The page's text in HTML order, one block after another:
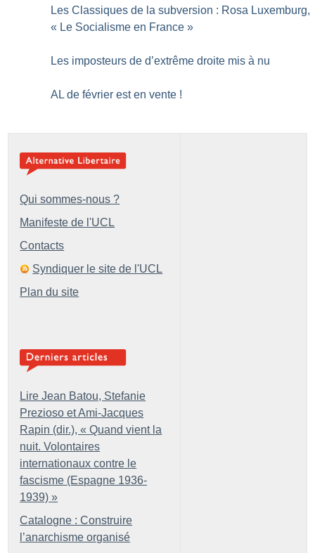
Les Classiques de la subversion : Rosa Luxemburg,
« Le Socialisme en France »
Les imposteurs de d’extrême droite mis à nu
AL de février est en vente !
Qui sommes-nous ?
Manifeste de l'UCL
Contacts
Syndiquer le site de l'UCL
Plan du site
Lire Jean Batou, Stefanie
Prezioso et Ami-Jacques
Rapin (dir.), « Quand vient la
nuit. Volontaires
internationaux contre le
fascisme (Espagne 1936-
1939) »
Catalogne : Construire
l’anarchisme organisé